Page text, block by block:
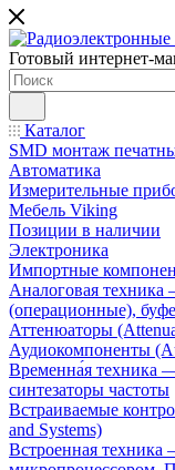
Готовый интернет-
Каталог
SMD монтаж
Автоматика
Измерительные
Мебель Viking
Позиции в наличии
Электроника
Импортные
Аналоговая
(операционные),
Аттенюаторы
Аудиокомпоненты
Временна́я техника
синтезаторы частоты
Встраиваемые
and Systems)
Встроенная техника